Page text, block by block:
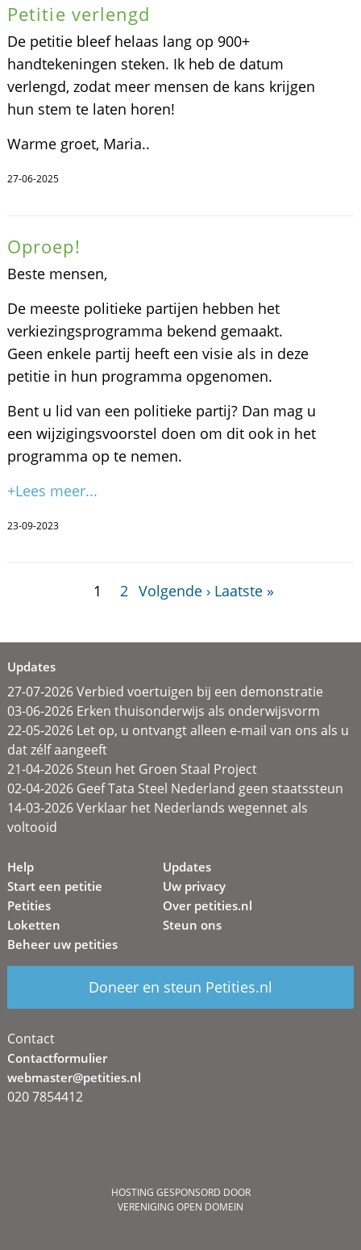
Petitie verlengd
De petitie bleef helaas lang op 900+
handtekeningen steken. Ik heb de datum
verlengd, zodat meer mensen de kans krijgen
hun stem te laten horen!
Warme groet, Maria..
27-06-2025
Oproep!
Beste mensen,
De meeste politieke partijen hebben het
verkiezingsprogramma bekend gemaakt.
Geen enkele partij heeft een visie als in deze
petitie in hun programma opgenomen.
Bent u lid van een politieke partij? Dan mag u
een wijzigingsvoorstel doen om dit ook in het
programma op te nemen.
+Lees meer...
23-09-2023
1 2 Volgende › Laatste »
Updates
27-07-2026 Verbied voertuigen bij een demonstratie
03-06-2026 Erken thuisonderwijs als onderwijsvorm
22-05-2026 Let op, u ontvangt alleen e-mail van ons als u
dat zélf aangeeft
21-04-2026 Steun het Groen Staal Project
02-04-2026 Geef Tata Steel Nederland geen staatssteun
14-03-2026 Verklaar het Nederlands wegennet als
voltooid
Help
Start een petitie
Petities
Loketten
Beheer uw petities
Updates
Uw privacy
Over petities.nl
Steun ons
Doneer en steun Petities.nl
Contact
Contactformulier
webmaster@petities.nl
020 7854412
HOSTING GESPONSORD DOOR
VERENIGING OPEN DOMEIN